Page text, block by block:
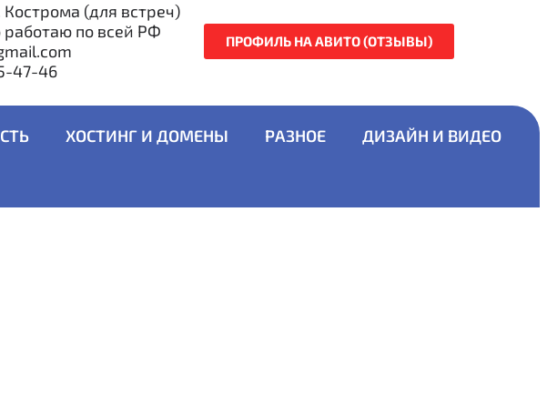
Кострома (для встреч)
работаю по всей РФ
47-46
ПРОФИЛЬ НА АВИТО (ОТЗЫВЫ)
ХОСТИНГ И ДОМЕНЫ РАЗНОЕ ДИЗАЙН И ВИДЕО